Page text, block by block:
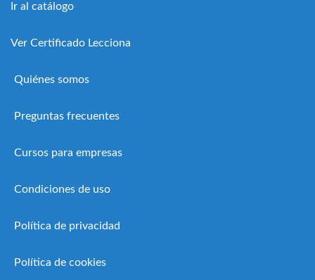
Ir al catálogo
Ver Certificado Lecciona
Quiénes somos
Preguntas frecuentes
Cursos para empresas
Condiciones de uso
Política de privacidad
Política de cookies